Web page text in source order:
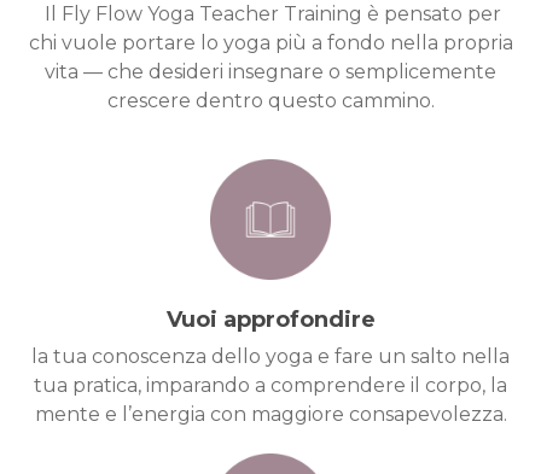
Il Fly Flow Yoga Teacher Training è pensato per
chi vuole portare lo yoga più a fondo nella propria
vita — che desideri insegnare o semplicemente
crescere dentro questo cammino.
Vuoi approfondire
la tua conoscenza dello yoga e fare un salto nella
tua pratica, imparando a comprendere il corpo, la
mente e l’energia con maggiore consapevolezza.